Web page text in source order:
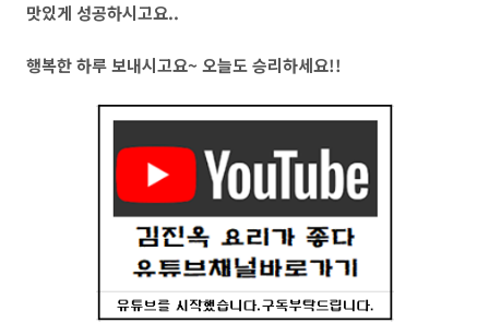
맛있게 성공하시고요..
행복한 하루 보내시고요~ 오늘도 승리하세요!!